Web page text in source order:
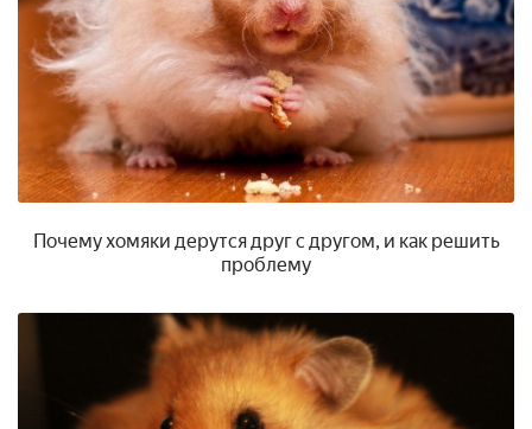
Почему хомяки дерутся друг с другом, и как решить
проблему